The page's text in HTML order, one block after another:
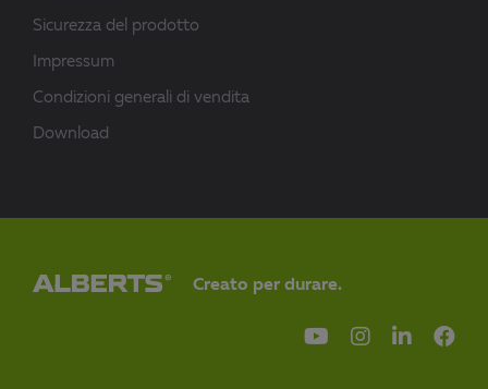
Sicurezza del prodotto
Impressum
Condizioni generali di vendita
Download
Creato per durare.